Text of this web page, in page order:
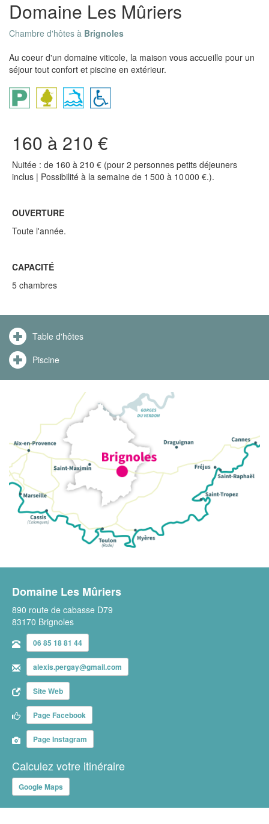
Domaine Les Mûriers
Chambre d'hôtes à Brignoles
Au coeur d'un domaine viticole, la maison vous accueille pour un
séjour tout confort et piscine en extérieur.
160 à 210 €
Nuitée : de 160 à 210 € (pour 2 personnes petits déjeuners
inclus | Possibilité à la semaine de 1 500 à 10 000 €.).
OUVERTURE
Toute l'année.
CAPACITÉ
5 chambres
Table d'hôtes
Piscine
Domaine Les Mûriers
890 route de cabasse D79
83170 Brignoles
06 85 18 81 44
alexis.pergay@gmail.com
Site Web
Page Facebook
Page Instagram
Calculez votre itinéraire
Google Maps